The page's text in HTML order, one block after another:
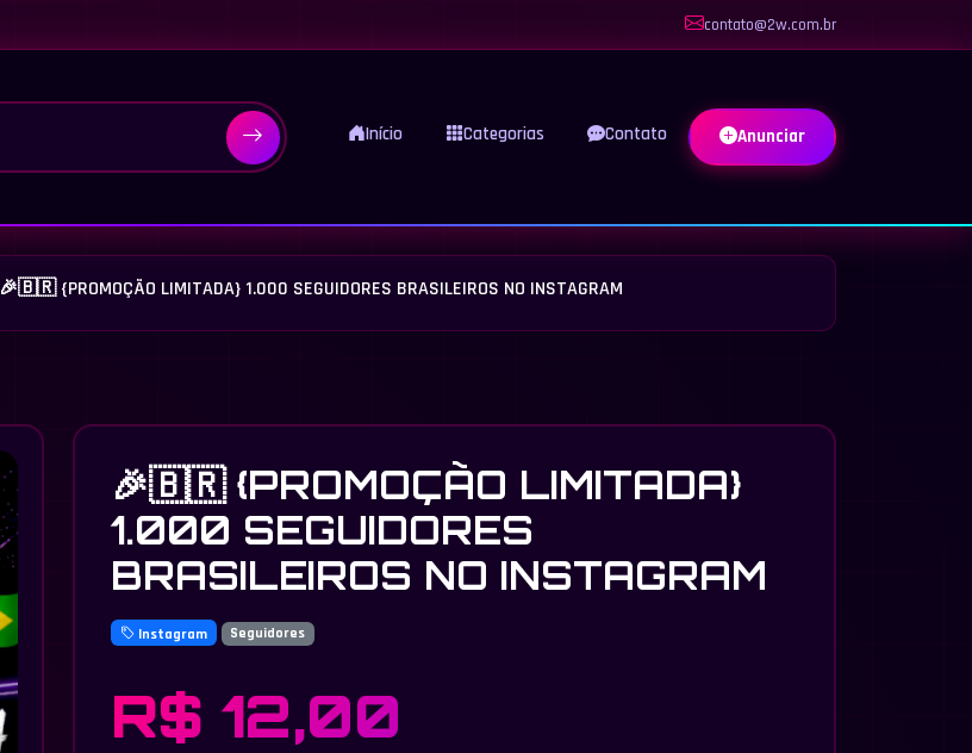
contato@2w.com.br
Início Categorias Contato Anunciar
🎉🇧🇷 {PROMOÇÃO LIMITADA} 1.000 SEGUIDORES BRASILEIROS NO INSTAGRAM
🎉🇧🇷 {PROMOÇÃO LIMITADA}
1.000 SEGUIDORES
BRASILEIROS NO INSTAGRAM
Instagram Seguidores
R$ 12,00